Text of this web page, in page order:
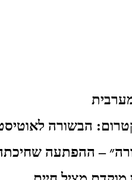
הבשורה
– ההפתעה